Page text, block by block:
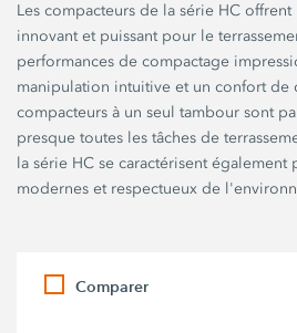
Les compacteurs de la série HC
innovant et puissant pour le
performances de compactage
manipulation intuitive et un confort de
compacteurs à un seul tambour sont
presque toutes les tâches de
la série HC se caractérisent également
modernes et respectueux de
Comparer